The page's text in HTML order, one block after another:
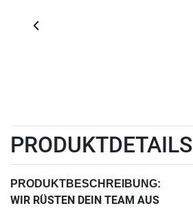
PRODUKTDETAILS
PRODUKTBESCHREIBUNG:
WIR RÜSTEN DEIN TEAM AUS